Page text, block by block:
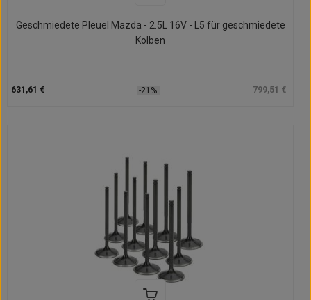
Geschmiedete Pleuel Mazda - 2.5L 16V - L5 für geschmiedete
Kolben
631,61 € -21% 799,51 €